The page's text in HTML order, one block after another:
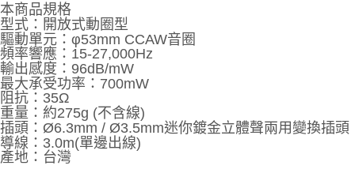
本商品規格
型式：開放式動圈型
驅動單元：φ53mm CCAW音圈
頻率響應：15-27,000Hz
輸出感度：96dB/mW
最大承受功率：700mW
阻抗：35Ω
重量：約275g (不含線)
插頭：Ø6.3mm / Ø3.5mm迷你鍍金立體聲兩用變換插頭
導線：3.0m(單邊出線)
產地：台灣